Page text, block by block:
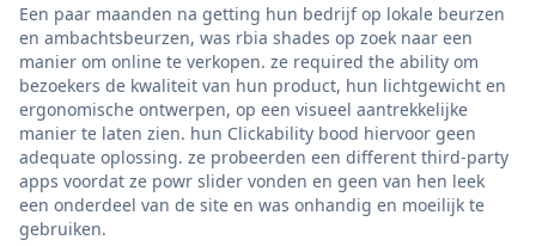
Een paar maanden na getting hun bedrijf op lokale beurzen
en ambachtsbeurzen, was rbia shades op zoek naar een
manier om online te verkopen. ze required the ability om
bezoekers de kwaliteit van hun product, hun lichtgewicht en
ergonomische ontwerpen, op een visueel aantrekkelijke
manier te laten zien. hun Clickability bood hiervoor geen
adequate oplossing. ze probeerden een different third-party
apps voordat ze powr slider vonden en geen van hen leek
een onderdeel van de site en was onhandig en moeilijk te
gebruiken.